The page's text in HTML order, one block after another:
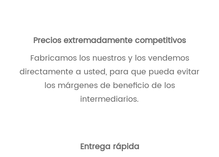
Precios extremadamente competitivos
Fabricamos los nuestros y los vendemos
directamente a usted, para que pueda evitar
los márgenes de beneficio de los
intermediarios.
Entrega rápida